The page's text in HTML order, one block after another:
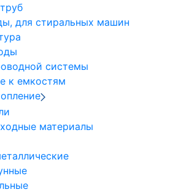
для стиральных машин
системы
к емкостям
материалы